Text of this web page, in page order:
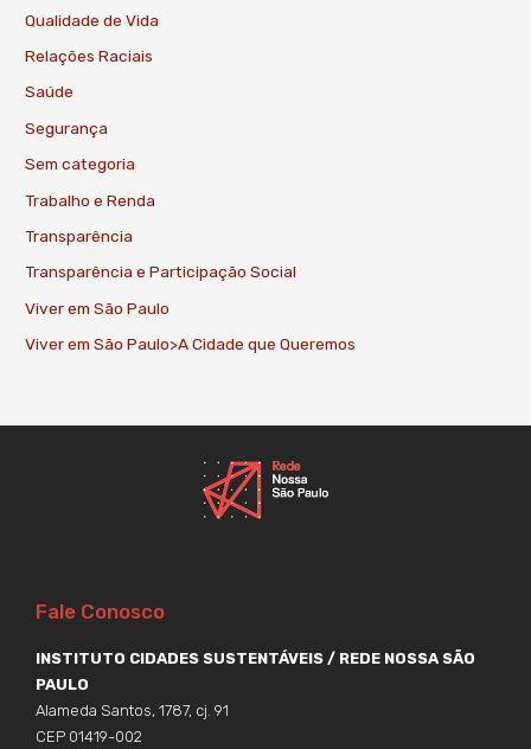
Qualidade de Vida
Relações Raciais
Saúde
Segurança
Sem categoria
Trabalho e Renda
Transparência
Transparência e Participação Social
Viver em São Paulo
Viver em São Paulo>A Cidade que Queremos
Fale Conosco
INSTITUTO CIDADES SUSTENTÁVEIS / REDE NOSSA SÃO
PAULO
Alameda Santos, 1787, cj. 91
CEP 01419-002